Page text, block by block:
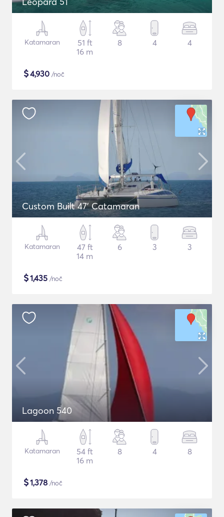
Katamaran
51 ft
16 m
8 4 4
$4,930 /noč
Custom Built 47' Catamaran
Katamaran
47 ft
14 m
6 3 3
$1,435 /noč
Lagoon 540
Katamaran
54 ft
16 m
8 4 8
$1,378 /noč